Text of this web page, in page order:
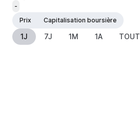
-
Prix
Capitalisation boursière
1J 7J 1M 1A TOUT